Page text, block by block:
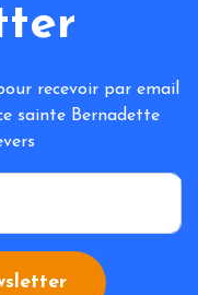
recevoir par email
sainte Bernadette
*